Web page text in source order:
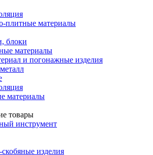
плитные материалы
блоки
материалы
и погонажные изделия
материалы
товары
инструмент
изделия